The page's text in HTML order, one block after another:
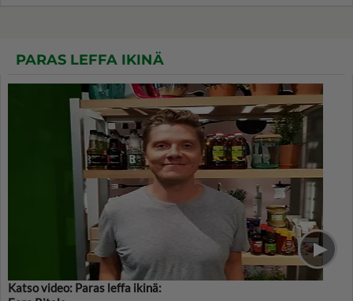
PARAS LEFFA IKINÄ
Katso video: Paras leffa ikinä: